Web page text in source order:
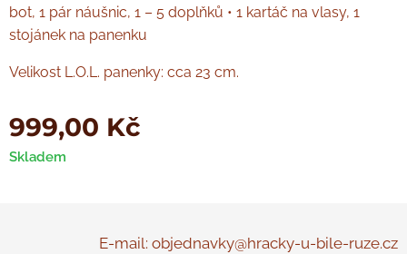
bot, 1 pár náušnic, 1 – 5 doplňků • 1 kartáč na vlasy, 1
stojánek na panenku
Velikost L.O.L. panenky: cca 23 cm.
999,00 Kč
Skladem
E-mail: objednavky@hracky-u-bile-ruze.cz